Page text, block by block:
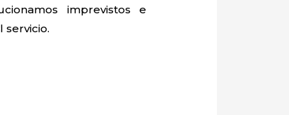
imprevistos e
servicio.